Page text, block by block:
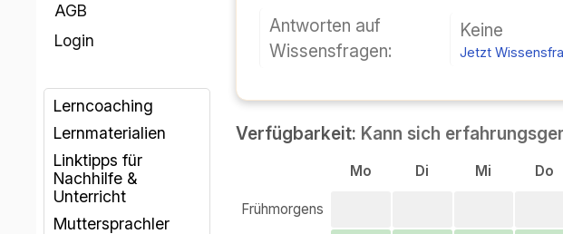
AGB
Login
Lerncoaching
Lernmaterialien
Linktipps für
Nachhilfe &
Unterricht
Muttersprachler
Antworten auf
Wissensfragen:
Keine
Jetzt
Verfügbarkeit: Kann sich
Mo Di Mi Do
Frühmorgens